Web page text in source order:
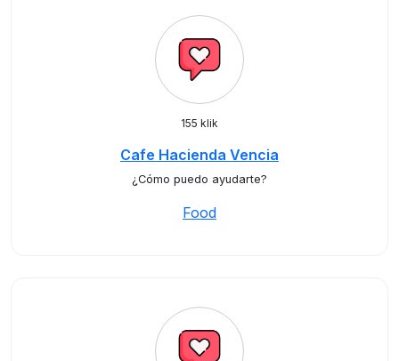
155 klik
Cafe Hacienda Vencia
¿Cómo puedo ayudarte?
Food